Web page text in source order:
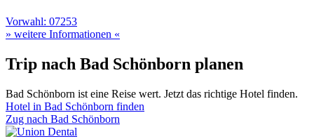
Vorwahl: 07253
» weitere Informationen «
Trip nach Bad Schönborn planen
Bad Schönborn ist eine Reise wert. Jetzt das richtige Hotel finden.
Hotel in Bad Schönborn finden
Zug nach Bad Schönborn